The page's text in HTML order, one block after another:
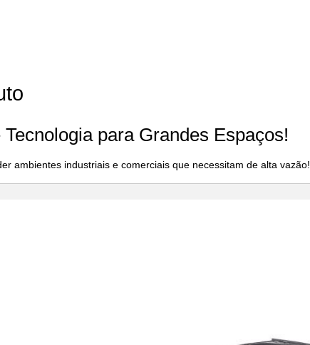
Tecnologia para Grandes Espaços!
ambientes industriais e comerciais que necessitam de alta vazão!